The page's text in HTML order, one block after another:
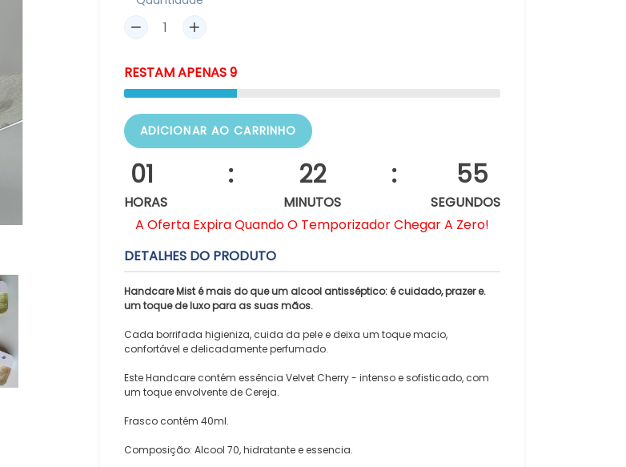
RESTAMAPENAS9
ADICIONAR AO CARRINHO
01 : 22 : 55
HORAS MINUTOS
SEGUNDOS
A Oferta Expira Quando O Temporizador Chegar A Zero!
DETALHES DO PRODUTO
Handcare Mist é mais do que um alcool antisséptico: é cuidado, prazer e.
um toque de luxo para as suas mãos.
Cada borrifada higieniza, cuida da pele e deixa um toque macio,
confortável e delicadamente perfumado.
Este Handcare contém essência Velvet Cherry - intenso e sofisticado, com
um toque envolvente de Cereja.
Frasco contém 40ml.
Composição: Alcool 70, hidratante e essencia.